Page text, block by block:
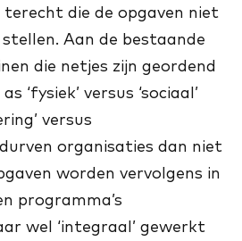
die de opgaven niet
Aan de bestaande
die netjes zijn geordend
‘fysiek’ versus ‘sociaal’
versus
durven organisaties dan niet
worden vervolgens in
programma’s
wel ‘integraal’ gewerkt